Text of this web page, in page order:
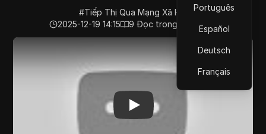
Português
Español
Deutsch
Français
#Tiếp Thị Qua Mạng Xã Hội
2025-12-19 14:15
9 Đọc trong giây phút
Play Video:Khi Facebook nói "Session Expired" trên